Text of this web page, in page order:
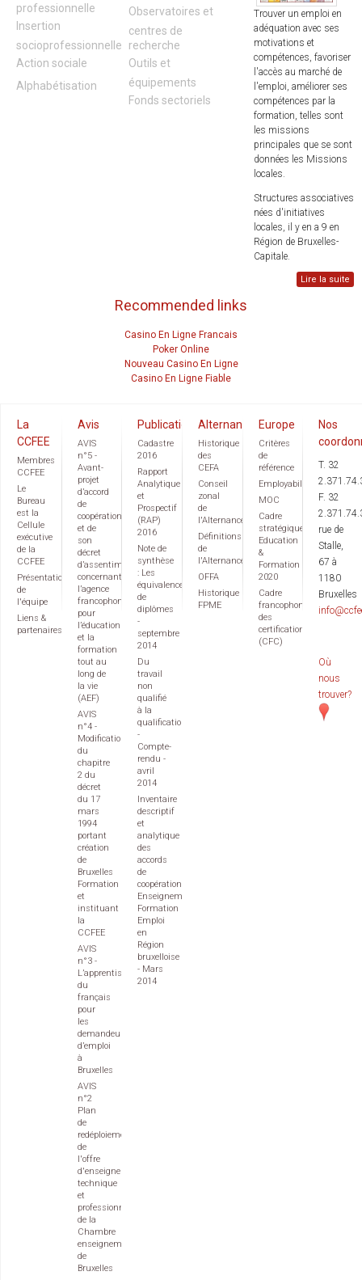
professionnelle
Insertion
socioprofessionnelle
Action sociale
Alphabétisation
Observatoires et
centres de
recherche
Outils et
équipements
Fonds sectoriels
Trouver un emploi en
adéquation avec ses
motivations et
compétences, favoriser
l'accès au marché de
l'emploi, améliorer ses
compétences par la
formation, telles sont
les missions
principales que se sont
données les Missions
locales.
Structures associatives
nées d'initiatives
locales, il y en a 9 en
Région de Bruxelles-
Capitale.
Lire la suite
Recommended links
Casino En Ligne Francais
Poker Online
Nouveau Casino En Ligne
Casino En Ligne Fiable
La
CCFEE
Membres
CCFEE
Le
Bureau
est la
Cellule
exécutive
de la
CCFEE
Présentation
de
l'équipe
Liens &
partenaires
Avis
AVIS
n°5 -
Avant-
projet
d’accord
de
coopération
et de
son
décret
d’assentiment
concernant
l’agence
francophone
pour
l’éducation
et la
formation
tout au
long de
la vie
(AEF)
AVIS
n°4 -
Modification
du
chapitre
2 du
décret
du 17
mars
1994
portant
création
de
Bruxelles
Formation
et
instituant
la
CCFEE
AVIS
n°3 -
L’apprentissage
du
français
pour
les
demandeurs
d’emploi
à
Bruxelles
AVIS
n°2
Plan
de
redéploiement
de
l'offre
d'enseignement
technique
et
professionnel
de la
Chambre
enseignement
de
Bruxelles
Publications
Cadastre
2016
Rapport
Analytique
et
Prospectif
(RAP)
2016
Note de
synthèse
: Les
équivalences
de
diplômes
-
septembre
2014
Du
travail
non
qualifié
à la
qualification
-
Compte-
rendu -
avril
2014
Inventaire
descriptif
et
analytique
des
accords
de
coopération
Enseignement
Formation
Emploi
en
Région
bruxelloise
- Mars
2014
Alternance
Historique
des
CEFA
Conseil
zonal
de
l'Alternance
Définitions
de
l'Alternance
OFFA
Historique
FPME
Europe
Critères
de
référence
Employabilité
MOC
Cadre
stratégique
Education
&
Formation
2020
Cadre
francophone
des
certifications
(CFC)
Nos
T. 32
F. 32
rue de
Stalle,
67 à
1180
Bruxelles
Où
nous
trouver?